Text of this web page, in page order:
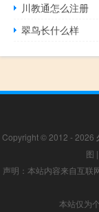
川教通怎么注册
翠鸟长什么样
Copyright © 2012 - 2026
图 |
声明：本站内容来自互联
本站仅为